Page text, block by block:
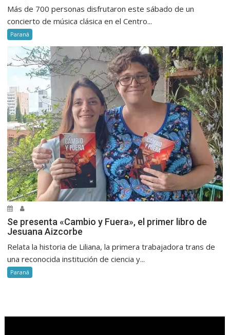
Más de 700 personas disfrutaron este sábado de un
concierto de música clásica en el Centro...
Paraná
Se presenta «Cambio y Fuera», el primer libro de
Jesuana Aizcorbe
Relata la historia de Liliana, la primera trabajadora trans de
una reconocida institución de ciencia y...
Paraná